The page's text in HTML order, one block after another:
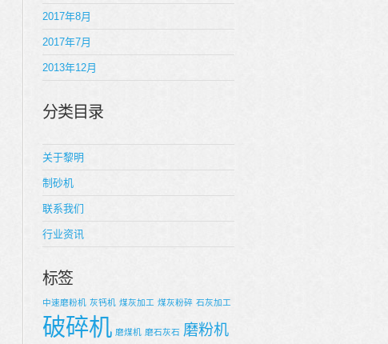
2017年8月
2017年7月
2013年12月
分类目录
关于黎明
制砂机
联系我们
行业资讯
标签
中速磨粉机 灰钙机 煤灰加工 煤灰粉碎 石灰加工
破碎机 磨煤机 磨石灰石 磨粉机